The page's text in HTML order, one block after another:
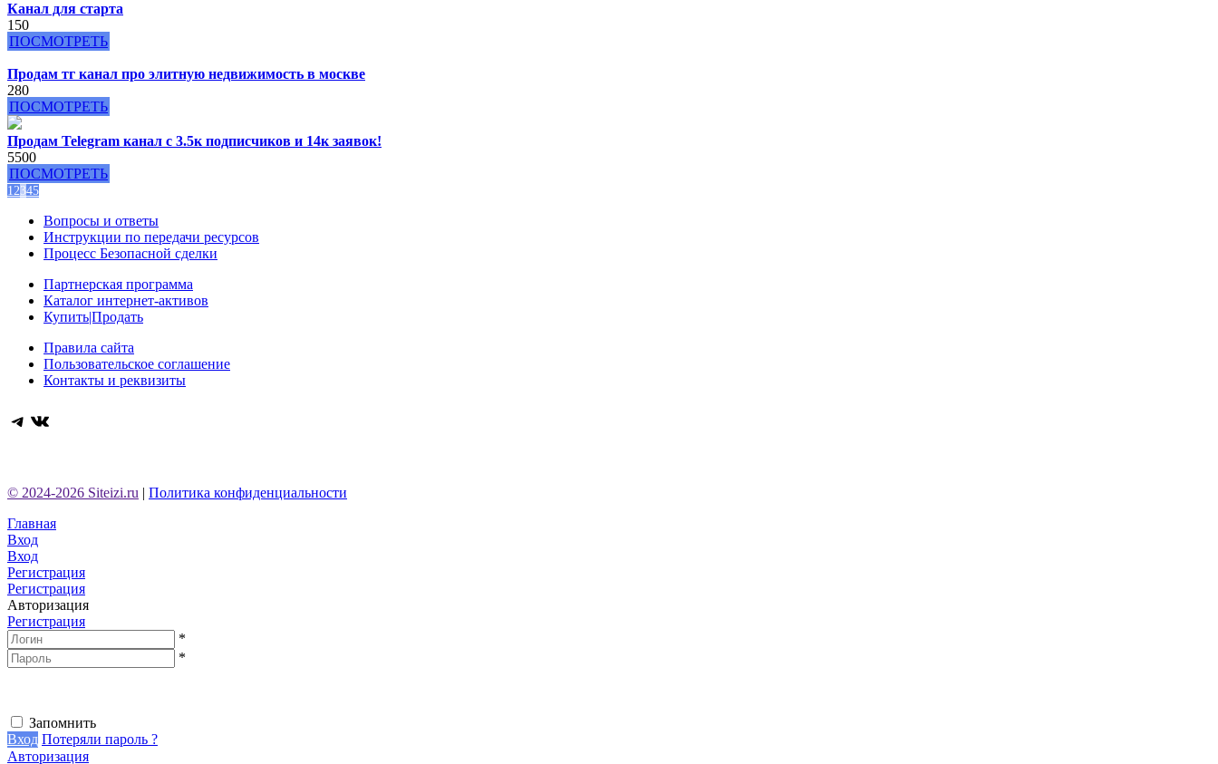
Канал для старта
150
ПОСМОТРЕТЬ
Продам тг канал про элитную недвижимость в москве
280
ПОСМОТРЕТЬ
Продам Telegram канал с 3.5к подписчиков и 14к заявок!
5500
ПОСМОТРЕТЬ
12345
Вопросы и ответы
Инструкции по передачи ресурсов
Процесс Безопасной сделки
Партнерская программа
Каталог интернет-активов
Купить|Продать
Правила сайта
Пользовательское соглашение
Контакты и реквизиты
Telegram
ВКонтакте
© 2024-2026 Siteizi.ru | Политика конфиденциальности
Главная
Вход
Вход
Регистрация
Регистрация
Авторизация
Регистрация
*
*
Запомнить
Вход Потеряли пароль ?
Авторизация